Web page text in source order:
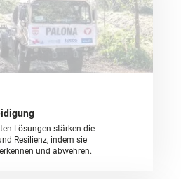
Lösungen stärken die
Resilienz, indem sie
und abwehren.